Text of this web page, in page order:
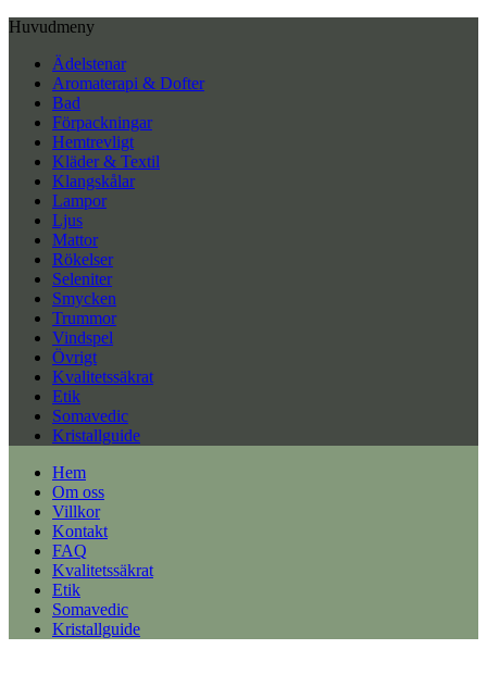
Huvudmeny
Ädelstenar
Aromaterapi & Dofter
Bad
Förpackningar
Hemtrevligt
Kläder & Textil
Klangskålar
Lampor
Ljus
Mattor
Rökelser
Seleniter
Smycken
Trummor
Vindspel
Övrigt
Kvalitetssäkrat
Etik
Somavedic
Kristallguide
Hem
Om oss
Villkor
Kontakt
FAQ
Kvalitetssäkrat
Etik
Somavedic
Kristallguide